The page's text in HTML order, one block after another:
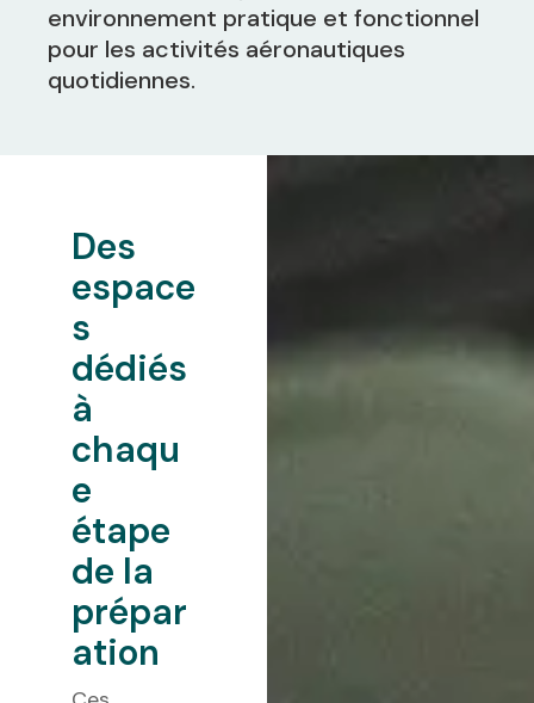
environnement pratique et fonctionnel
pour les activités aéronautiques
quotidiennes.
Des
espace
s
dédiés
à
chaqu
e
étape
de la
prépar
ation